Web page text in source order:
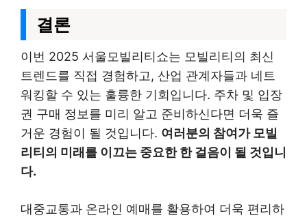
결론
이번 2025 서울모빌리티쇼는 모빌리티의 최신
트렌드를 직접 경험하고, 산업 관계자들과 네트
워킹할 수 있는 훌륭한 기회입니다. 주차 및 입장
권 구매 정보를 미리 알고 준비하신다면 더욱 즐
거운 경험이 될 것입니다. 여러분의 참여가 모빌
리티의 미래를 이끄는 중요한 한 걸음이 될 것입니
다.
대중교통과 온라인 예매를 활용하여 더욱 편리하